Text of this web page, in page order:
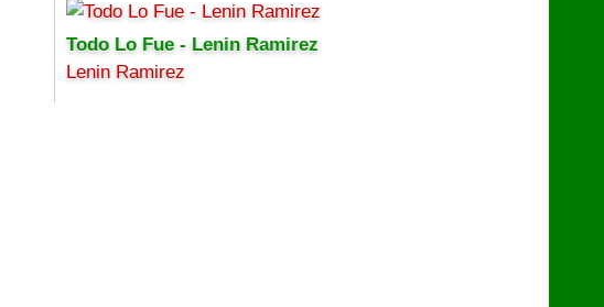
Todo Lo Fue - Lenin Ramirez
Lenin Ramirez